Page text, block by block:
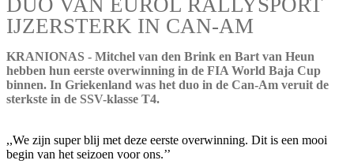
IJZERSTERK IN CAN-AM
KRANIONAS - Mitchel van den Brink en Bart van Heun
hebben hun eerste overwinning in de FIA World Baja Cup
binnen. In Griekenland was het duo in de Can-Am veruit de
sterkste in de SSV-klasse T4.
,,We zijn super blij met deze eerste overwinning. Dit is een mooi
begin van het seizoen voor ons.’’